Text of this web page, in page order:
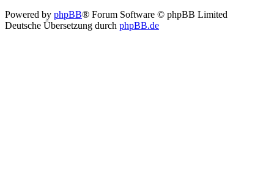
Powered by phpBB® Forum Software © phpBB Limited
Deutsche Übersetzung durch phpBB.de